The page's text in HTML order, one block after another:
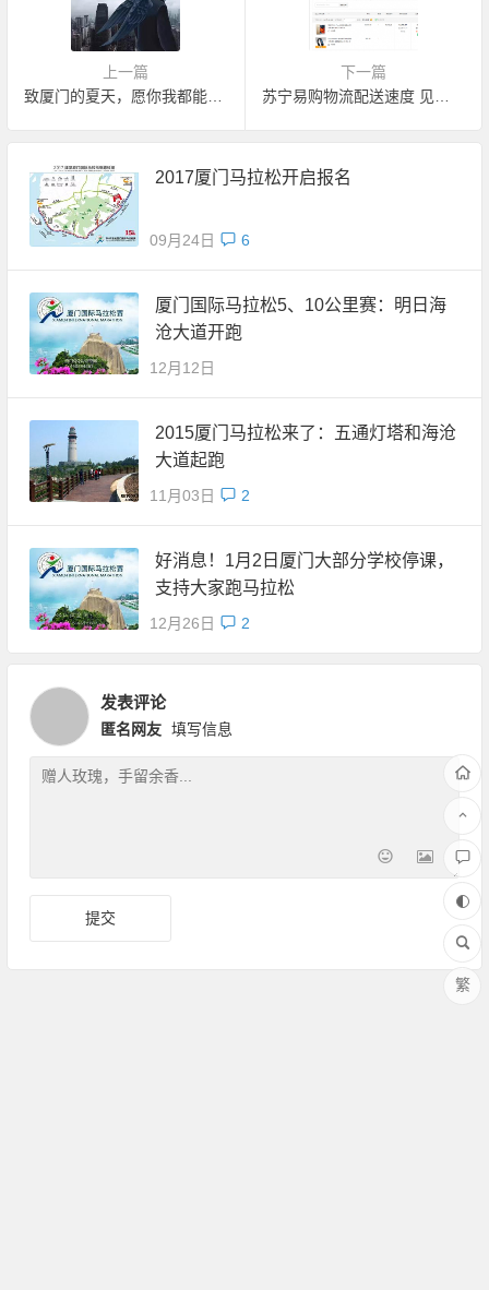
上一篇
致厦门的夏天，愿你我都能成为温暖这座城市的陌生人
下一篇
2017厦门马拉松开启报名
09月24日 6
厦门国际马拉松5、10公里赛：明日海
沧大道开跑
12月12日
2015厦门马拉松来了：五通灯塔和海沧
大道起跑
11月03日 2
好消息！1月2日厦门大部分学校停课，
支持大家跑马拉松
12月26日 2
发表评论
匿名网友 填写信息
繁